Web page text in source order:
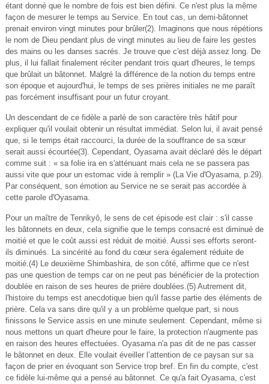
étant donné que le nombre de fois est bien défini. Ce n'est plus la même
façon de mesurer le temps au Service. En tout cas, un demi-bâtonnet
prenait environ vingt minutes pour brûler(2). Imaginons que nous répétions
le nom de Dieu pendant plus de vingt minutes au lieu de faire les gestes
des mains ou les danses sacrés. Je trouve que c'est déjà assez long. De
plus, il lui fallait finalement réciter pendant trois quart d'heures, le temps
que brûlait un bâtonnet. Malgré la différence de la notion du temps entre
son époque et aujourd'hui, le temps de ses prières initiales ne me paraît
pas forcément insuffisant pour un futur croyant.
Un descendant de ce fidèle a parlé de son caractère très hâtif pour
expliquer qu'il voulait obtenir un résultat immédiat. Selon lui, il avait pensé
que, si le temps était raccourci, la durée de la souffrance de sa sœur
serait aussi écourtée(3). Cependant, Oyasama avait déclaré dès le départ
comme suit : « sa folie ira en s'atténuant mais cela ne se passera pas
aussi vite que pour un estomac vide à remplir » (La Vie d'Oyasama, p.29).
Par conséquent, son émotion au Service ne se serait pas accordée à
cette parole d'Oyasama.
Pour un maître de Tenrikyô, le sens de cet épisode est clair : s'il casse
les bâtonnets en deux, cela signifie que le temps consacré est diminué de
moitié et que le coût aussi est réduit de moitié. Aussi ses efforts seront-
ils diminués. La sincérité au fond du cœur sera également réduite de
moitié.(4) Le deuxième Shimbashira, de son côté, affirme que ce n'est
pas une question de temps car on ne peut pas bénéficier de la protection
doublée en raison de ses heures de prière doublées.(5) Autrement dit,
l'histoire du temps est anecdotique bien qu'il fasse partie des éléments de
prière. Cela va sans dire qu'il y a un problème quelque part, si nous
finissons le Service assis en une minute seulement. Cependant, même si
nous mettons un quart d'heure pour le faire, la protection n'augmente pas
en raison des heures effectuées. Oyasama n'a pas dit de ne pas casser
le bâtonnet en deux. Elle voulait éveiller l’attention de ce paysan sur sa
façon de prier en évoquant son Service trop bref. En fin du compte, c'est
ce fidèle lui-même qui a pensé au bâtonnet. Ce qu'a fait Oyasama, c'est